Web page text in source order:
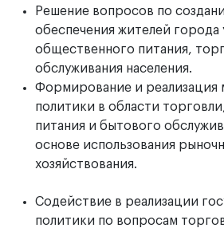
Решение вопросов по
обеспечения жителей города
общественного питания,
обслуживания населения.
Формирование и реализация
политики в области
питания и бытового
основе использования
хозяйствования.
Содействие в реализации
политики по вопросам